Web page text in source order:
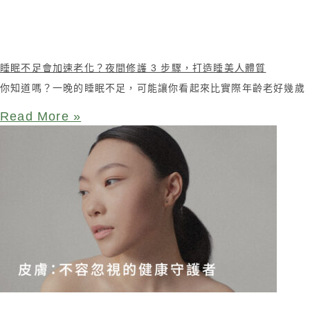
睡眠不足會加速老化？夜間修護 3 步驟，打造睡美人體質
你知道嗎？一晚的睡眠不足，可能讓你看起來比實際年齡老好幾歲
Read More »